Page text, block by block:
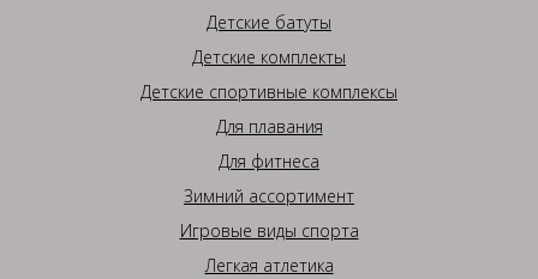
Детские батуты
Детские комплекты
Детские спортивные комплексы
Для плавания
Для фитнеса
Зимний ассортимент
Игровые виды спорта
Легкая атлетика